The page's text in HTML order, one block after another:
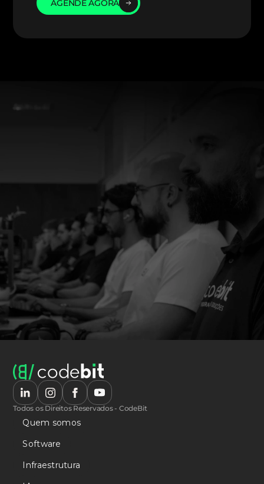
AGENDE AGORA
AGENDE AGORA
Todos os Direitos Reservados - CodeBit
Quem somos
Software
Infraestrutura